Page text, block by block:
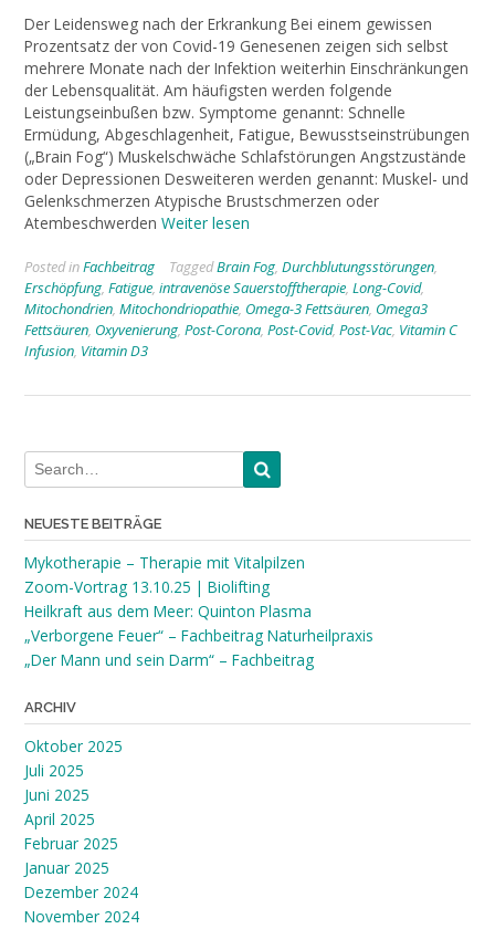
Der Leidensweg nach der Erkrankung Bei einem gewissen
Prozentsatz der von Covid-19 Genesenen zeigen sich selbst
mehrere Monate nach der Infektion weiterhin Einschränkungen
der Lebensqualität. Am häufigsten werden folgende
Leistungseinbußen bzw. Symptome genannt: Schnelle
Ermüdung, Abgeschlagenheit, Fatigue, Bewusstseinstrübungen
(„Brain Fog“) Muskelschwäche Schlafstörungen Angstzustände
oder Depressionen Desweiteren werden genannt: Muskel- und
Gelenkschmerzen Atypische Brustschmerzen oder
Atembeschwerden Weiter lesen
Posted inFachbeitrag TaggedBrain Fog, Durchblutungsstörungen,
Erschöpfung, Fatigue, intravenöse Sauerstofftherapie, Long-Covid,
Mitochondrien, Mitochondriopathie, Omega-3 Fettsäuren, Omega3
Fettsäuren, Oxyvenierung, Post-Corona, Post-Covid, Post-Vac, Vitamin C
Infusion, Vitamin D3
NEUESTE BEITRÄGE
Mykotherapie – Therapie mit Vitalpilzen
Zoom-Vortrag 13.10.25 | Biolifting
Heilkraft aus dem Meer: Quinton Plasma
„Verborgene Feuer“ – Fachbeitrag Naturheilpraxis
„Der Mann und sein Darm“ – Fachbeitrag
ARCHIV
Oktober 2025
Juli 2025
Juni 2025
April 2025
Februar 2025
Januar 2025
Dezember 2024
November 2024